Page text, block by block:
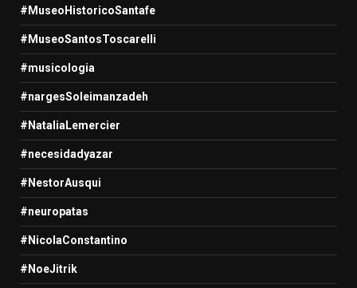
#MuseoHistoricoSantafe
#MuseoSantosToscarelli
#musicologia
#nargesSoleimanzadeh
#NataliaLemercier
#necesidadyazar
#NestorAusqui
#neuropatas
#NicolaConstantino
#NoeJitrik